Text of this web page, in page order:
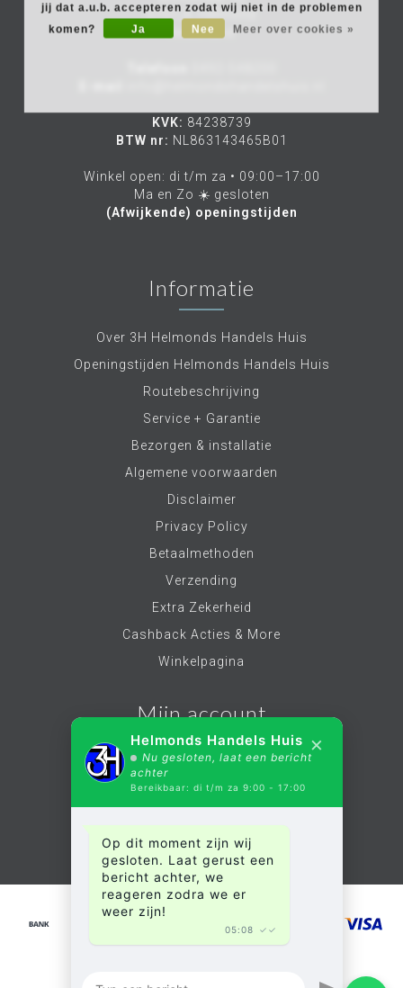
jij dat a.u.b. accepteren zodat wij niet in de problemen
komen?
Ja Nee Meer over cookies »
5701JE Helmond
Nederland
KVK: 84238739
BTW nr: NL863143465B01
Winkel open: di t/m za • 09:00–17:00
Ma en Zo ☀️ gesloten
(Afwijkende) openingstijden
Informatie
Over 3H Helmonds Handels Huis
Openingstijden Helmonds Handels Huis
Routebeschrijving
Service + Garantie
Bezorgen & installatie
Algemene voorwaarden
Disclaimer
Privacy Policy
Betaalmethoden
Verzending
Extra Zekerheid
Cashback Acties & More
Winkelpagina
Mijn account
Account informatie
Mijn bestellingen
Alle producten
Helmonds Handels Huis
Nu gesloten, laat een bericht
achter
Bereikbaar: di t/m za 9:00 - 17:00
×
Op dit moment zijn wij
gesloten. Laat gerust een
bericht achter, we
reageren zodra we er
weer zijn!
05:08 ✓✓